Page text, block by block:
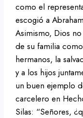
como el
escogió a
Asimismo, Dios
de su familia
hermanos, la
y a los hijos
un buen ejemplo
carcelero en
Silas: “Señores,